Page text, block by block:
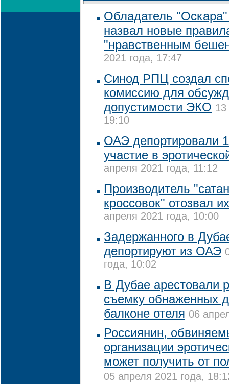
Обладатель
назвал новые
"нравственным
2021 года, 17:47
Синод РПЦ создал
комиссию для
допустимости ЭКО 13
19:10
ОАЭ депортировали
участие в
апреля 2021 года, 11:12
Производитель
кроссовок" отозвал
апреля 2021 года, 10:00
Задержанного в
депортируют из ОАЭ
года, 10:02
В Дубае арестовали
съемку обнаженных
балконе отеля 06
Россиянин,
организации
может получить от
05 апреля 2021 года,